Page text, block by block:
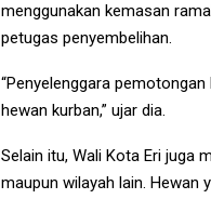
menggunakan kemasan
petugas penyembelihan.
“Penyelenggara
hewan kurban,” ujar dia.
Selain itu, Wali Kota Eri juga
maupun wilayah lain. Hewan